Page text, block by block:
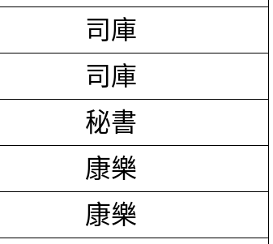
司庫
司庫
秘書
康樂
康樂